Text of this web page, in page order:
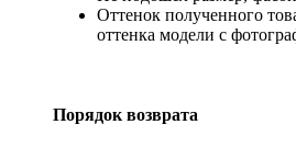
Оттенок полученного
оттенка модели с
Порядок возврата